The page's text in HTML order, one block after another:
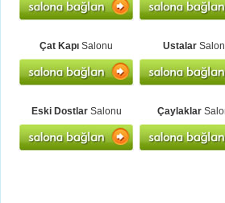
Çat Kapı Salonu Ustalar
Eski DostlarSalonu Çaylaklar